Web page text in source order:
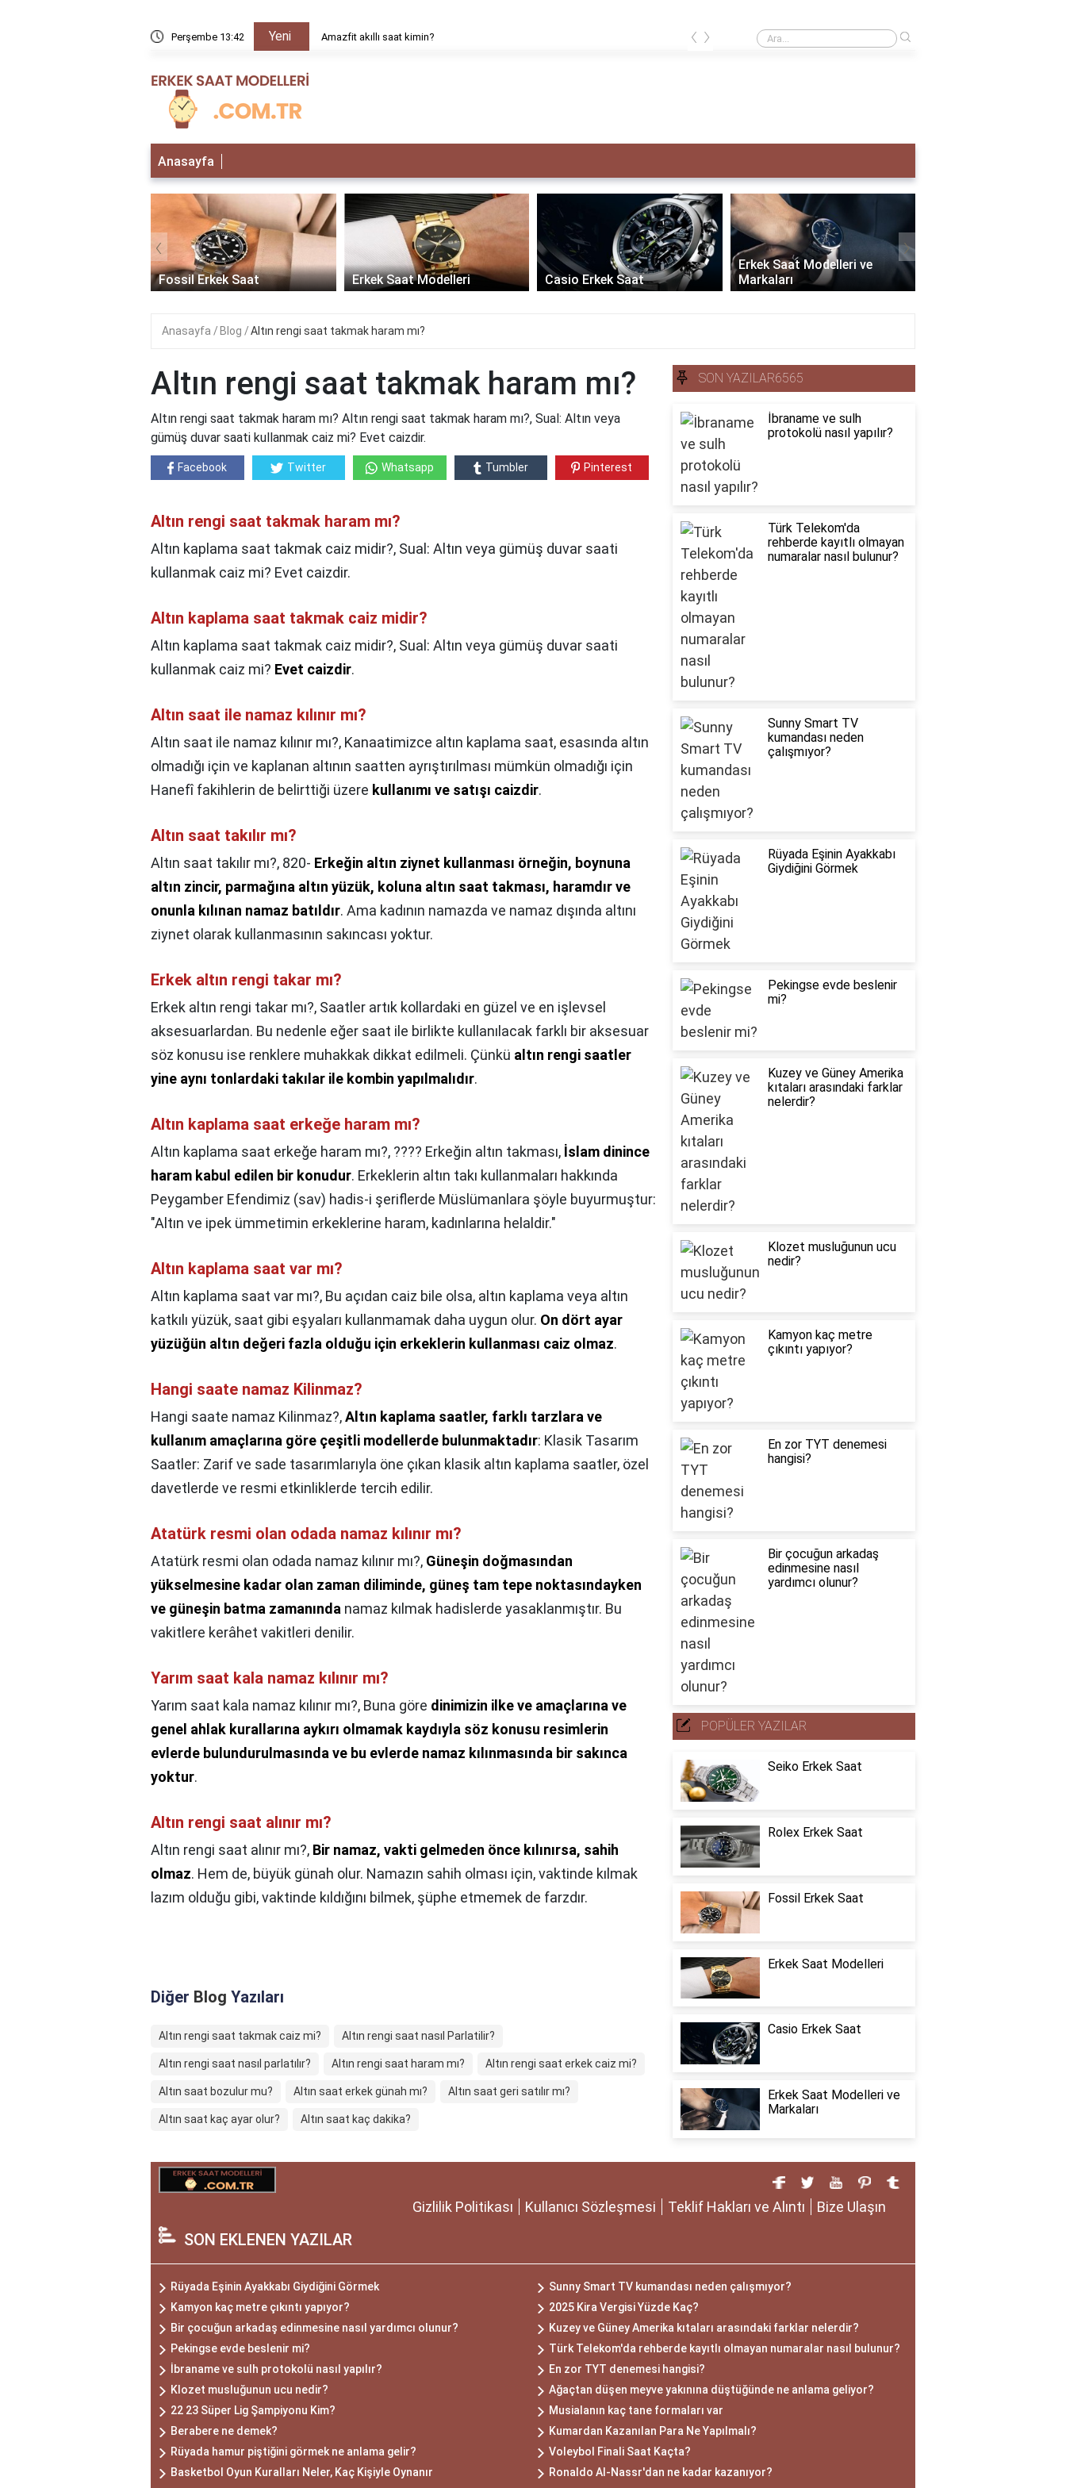
Perşembe 13:42 Yeni Amazfit akıllı saat kimin? Creative taş ne demek?
‹ ›
Anasayfa
Fossil Erkek Saat Erkek Saat Modelleri Casio Erkek Saat
Erkek Saat Modelleri ve
Markaları
‹ ›
Anasayfa Blog Altın rengi saat takmak haram mı?
Altın rengi saat takmak haram mı?
Altın rengi saat takmak haram mı? Altın rengi saat takmak haram mı?, Sual: Altın veya
gümüş duvar saati kullanmak caiz mi? Evet caizdir.
Facebook Twitter Whatsapp Tumbler Pinterest
Altın rengi saat takmak haram mı?
Altın kaplama saat takmak caiz midir?, Sual: Altın veya gümüş duvar saati
kullanmak caiz mi? Evet caizdir.
Altın kaplama saat takmak caiz midir?
Altın kaplama saat takmak caiz midir?, Sual: Altın veya gümüş duvar saati
kullanmak caiz mi? Evet caizdir.
Altın saat ile namaz kılınır mı?
Altın saat ile namaz kılınır mı?, Kanaatimizce altın kaplama saat, esasında altın
olmadığı için ve kaplanan altının saatten ayrıştırılması mümkün olmadığı için
Hanefî fakihlerin de belirttiği üzere kullanımı ve satışı caizdir.
Altın saat takılır mı?
Altın saat takılır mı?, 820- Erkeğin altın ziynet kullanması örneğin, boynuna
altın zincir, parmağına altın yüzük, koluna altın saat takması, haramdır ve
onunla kılınan namaz batıldır. Ama kadının namazda ve namaz dışında altını
ziynet olarak kullanmasının sakıncası yoktur.
Erkek altın rengi takar mı?
Erkek altın rengi takar mı?, Saatler artık kollardaki en güzel ve en işlevsel
aksesuarlardan. Bu nedenle eğer saat ile birlikte kullanılacak farklı bir aksesuar
söz konusu ise renklere muhakkak dikkat edilmeli. Çünkü altın rengi saatler
yine aynı tonlardaki takılar ile kombin yapılmalıdır.
Altın kaplama saat erkeğe haram mı?
Altın kaplama saat erkeğe haram mı?, ???? Erkeğin altın takması, İslam dinince
haram kabul edilen bir konudur. Erkeklerin altın takı kullanmaları hakkında
Peygamber Efendimiz (sav) hadis-i şeriflerde Müslümanlara şöyle buyurmuştur:
"Altın ve ipek ümmetimin erkeklerine haram, kadınlarına helaldir."
Altın kaplama saat var mı?
Altın kaplama saat var mı?, Bu açıdan caiz bile olsa, altın kaplama veya altın
katkılı yüzük, saat gibi eşyaları kullanmamak daha uygun olur. On dört ayar
yüzüğün altın değeri fazla olduğu için erkeklerin kullanması caiz olmaz.
Hangi saate namaz Kilinmaz?
Hangi saate namaz Kilinmaz?,Altın kaplama saatler, farklı tarzlara ve
kullanım amaçlarına göre çeşitli modellerde bulunmaktadır: Klasik Tasarım
Saatler: Zarif ve sade tasarımlarıyla öne çıkan klasik altın kaplama saatler, özel
davetlerde ve resmi etkinliklerde tercih edilir.
Atatürk resmi olan odada namaz kılınır mı?
Atatürk resmi olan odada namaz kılınır mı?, Güneşin doğmasından
yükselmesine kadar olan zaman diliminde, güneş tam tepe noktasındayken
ve güneşin batma zamanında namaz kılmak hadislerde yasaklanmıştır. Bu
vakitlere kerâhet vakitleri denilir.
Yarım saat kala namaz kılınır mı?
Yarım saat kala namaz kılınır mı?, Buna göre dinimizin ilke ve amaçlarına ve
genel ahlak kurallarına aykırı olmamak kaydıyla söz konusu resimlerin
evlerde bulundurulmasında ve bu evlerde namaz kılınmasında bir sakınca
yoktur.
Altın rengi saat alınır mı?
Altın rengi saat alınır mı?, Bir namaz, vakti gelmeden önce kılınırsa, sahih
olmaz. Hem de, büyük günah olur. Namazın sahih olması için, vaktinde kılmak
lazım olduğu gibi, vaktinde kıldığını bilmek, şüphe etmemek de farzdır.
Diğer Blog Yazıları
Altın rengi saat takmak caiz mi? Altın rengi saat nasıl Parlatilir?
Altın rengi saat nasıl parlatılır? Altın rengi saat haram mı? Altın rengi saat erkek caiz mi?
Altın saat bozulur mu? Altın saat erkek günah mı? Altın saat geri satılır mı?
Altın saat kaç ayar olur? Altın saat kaç dakika?
SON YAZILAR6565
İbraname ve sulh
protokolü nasıl yapılır?
Türk Telekom'da
rehberde kayıtlı olmayan
numaralar nasıl bulunur?
Sunny Smart TV
kumandası neden
çalışmıyor?
Rüyada Eşinin Ayakkabı
Giydiğini Görmek
Pekingse evde beslenir
mi?
Kuzey ve Güney Amerika
kıtaları arasındaki farklar
nelerdir?
Klozet musluğunun ucu
nedir?
Kamyon kaç metre
çıkıntı yapıyor?
En zor TYT denemesi
hangisi?
Bir çocuğun arkadaş
edinmesine nasıl
yardımcı olunur?
POPÜLER YAZILAR
Seiko Erkek Saat
Rolex Erkek Saat
Fossil Erkek Saat
Erkek Saat Modelleri
Casio Erkek Saat
Erkek Saat Modelleri ve
Markaları
Gizlilik Politikası Kullanıcı Sözleşmesi Teklif Hakları ve Alıntı Bize Ulaşın
SON EKLENEN YAZILAR
Rüyada Eşinin Ayakkabı Giydiğini Görmek
Sunny Smart TV kumandası neden çalışmıyor?
Kamyon kaç metre çıkıntı yapıyor?
2025 Kira Vergisi Yüzde Kaç?
Bir çocuğun arkadaş edinmesine nasıl yardımcı olunur?
Kuzey ve Güney Amerika kıtaları arasındaki farklar nelerdir?
Pekingse evde beslenir mi?
Türk Telekom'da rehberde kayıtlı olmayan numaralar nasıl bulunur?
İbraname ve sulh protokolü nasıl yapılır?
En zor TYT denemesi hangisi?
Klozet musluğunun ucu nedir?
Ağaçtan düşen meyve yakınına düştüğünde ne anlama geliyor?
22 23 Süper Lig Şampiyonu Kim?
Musialanın kaç tane formaları var
Berabere ne demek?
Kumardan Kazanılan Para Ne Yapılmalı?
Rüyada hamur piştiğini görmek ne anlama gelir?
Voleybol Finali Saat Kaçta?
Basketbol Oyun Kuralları Neler, Kaç Kişiyle Oynanır
Ronaldo Al-Nassr'dan ne kadar kazanıyor?